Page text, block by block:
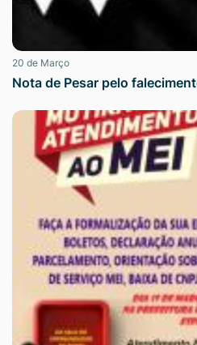
20 de Março
Nota de Pesar pelo